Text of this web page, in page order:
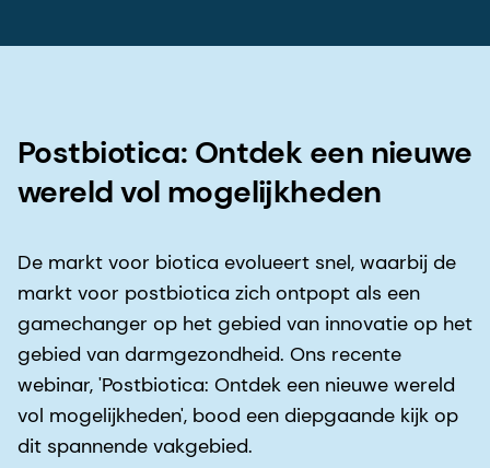
Postbiotica: Ontdek een nieuwe
wereld vol mogelijkheden
De markt voor biotica evolueert snel, waarbij de
markt voor postbiotica zich ontpopt als een
gamechanger op het gebied van innovatie op het
gebied van darmgezondheid. Ons recente
webinar, 'Postbiotica: Ontdek een nieuwe wereld
vol mogelijkheden', bood een diepgaande kijk op
dit spannende vakgebied.